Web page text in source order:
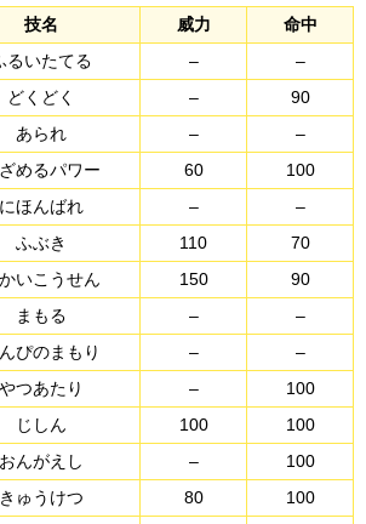
技名 威力
命中
るいたてる –
–
どくどく –
90
あられ –
–
めるパワー 60
100
にほんばれ –
–
ふぶき 110
70
いこうせん 150
90
まもる –
–
ぴのまもり –
–
やつあたり –
100
じしん 100
100
おんがえし –
100
きゅうけつ
80
100